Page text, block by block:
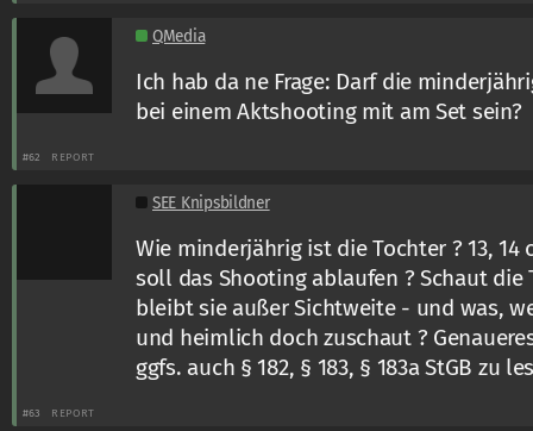
QMedia
Ich hab da ne Frage: Darf die
bei einem Aktshooting mit am Set sein?
#62 REPORT
SEE Knipsbildner
Wie minderjährig ist die Tochter ? 13, 14
soll das Shooting ablaufen ? Schaut die
bleibt sie außer Sichtweite - und was,
und heimlich doch zuschaut ?
ggfs. auch § 182, § 183, § 183a StGB zu
#63 REPORT